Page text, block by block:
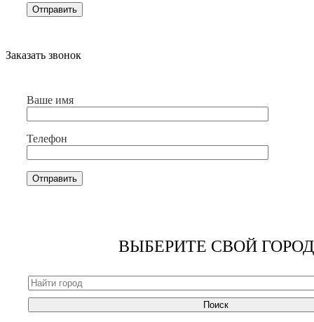
Заказать звонок
Ваше имя
Телефон
ВЫБЕРИТЕ СВОЙ ГОРОД
Поиск